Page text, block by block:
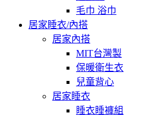
毛巾 浴巾
居家睡衣/內搭
居家內搭
MIT台灣製
保暖衛生衣
兒童背心
居家睡衣
睡衣睡褲組